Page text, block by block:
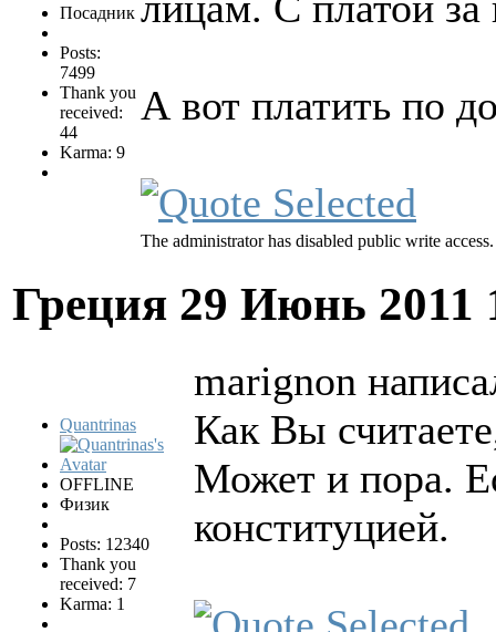
Посадник
Posts:
7499
Thank you
received:
44
Karma: 9
А вот платить по
The administrator has disabled public write access.
Греция 29 Июнь 2011
Quantrinas
OFFLINE
Физик
Posts: 12340
Thank you
received: 7
Karma: 1
marignon
Как Вы
Может и пора.
конституцией.